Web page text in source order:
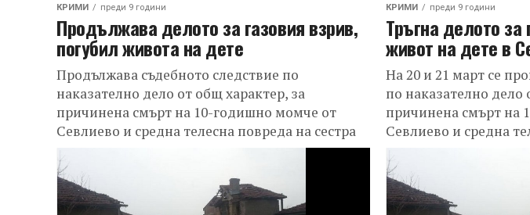
КРИМИ преди 9 години
Продължава делото за газовия взрив,
погубил живота на дете
Продължава съдебното следствие по
наказателно дело от общ характер, за
причинена смърт на 10-годишно момче от
Севлиево и средна телесна повреда на сестра
му, при взрив...
КРИМИ преди 9 години
Тръгна делото за
живот на дете в
На 20 и 21 март се
по наказателно дело
причинена смърт на
Севлиево и средна